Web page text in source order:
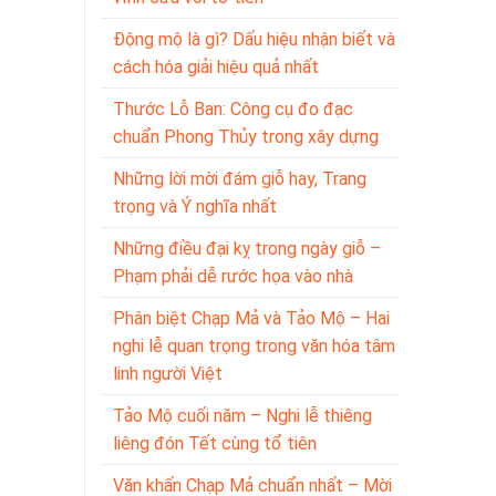
Động mộ là gì? Dấu hiệu nhận biết và
cách hóa giải hiệu quả nhất
Thước Lỗ Ban: Công cụ đo đạc
chuẩn Phong Thủy trong xây dựng
Những lời mời đám giỗ hay, Trang
trọng và Ý nghĩa nhất
Những điều đại kỵ trong ngày giỗ –
Phạm phải dễ rước họa vào nhà
Phân biệt Chạp Mả và Tảo Mộ – Hai
nghi lễ quan trọng trong văn hóa tâm
linh người Việt
Tảo Mộ cuối năm – Nghi lễ thiêng
liêng đón Tết cùng tổ tiên
Văn khấn Chạp Mả chuẩn nhất – Mời